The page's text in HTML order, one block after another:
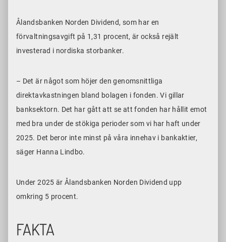
Ålandsbanken Norden Dividend, som har en
förvaltningsavgift på 1,31 procent, är också rejält
investerad i nordiska storbanker.
– Det är något som höjer den genomsnittliga
direktavkastningen bland bolagen i fonden. Vi gillar
banksektorn. Det har gått att se att fonden har hållit emot
med bra under de stökiga perioder som vi har haft under
2025. Det beror inte minst på våra innehav i bankaktier,
säger Hanna Lindbo.
Under 2025 är Ålandsbanken Norden Dividend upp
omkring 5 procent.
FAKTA